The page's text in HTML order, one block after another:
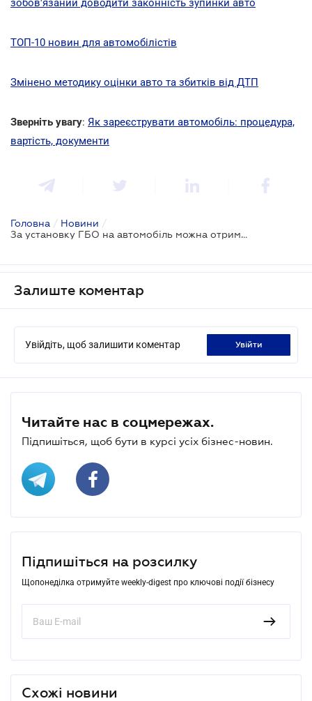
зобов'язаний доводити законність зупинки авто
ТОП-10 новин для автомобілістів
Змінено методику оцінки авто та збитків від ДТП
Зверніть увагу: Як зареєструвати автомобіль: процедура,
вартість, документи
Головна / Новини /
За установку ГБО на автомобіль можна отримати податкову знижку
Залиште коментар
Увійдіть, щоб залишити коментар увійти
Читайте нас в соцмережах.
Підпишіться, щоб бути в курсі усіх бізнес-новин.
Підпишіться на розсилку
Щопонеділка отримуйте weekly-digest про ключові події бізнесу
Схожі новини